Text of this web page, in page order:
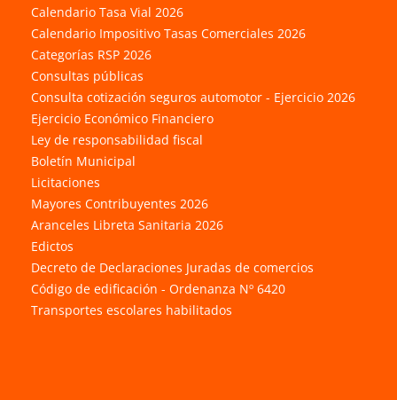
Calendario Tasa Vial 2026
Calendario Impositivo Tasas Comerciales 2026
Categorías RSP 2026
Consultas públicas
Consulta cotización seguros automotor - Ejercicio 2026
Ejercicio Económico Financiero
Ley de responsabilidad fiscal
Boletín Municipal
Licitaciones
Mayores Contribuyentes 2026
Aranceles Libreta Sanitaria 2026
Edictos
Decreto de Declaraciones Juradas de comercios
Código de edificación - Ordenanza Nº 6420
Transportes escolares habilitados